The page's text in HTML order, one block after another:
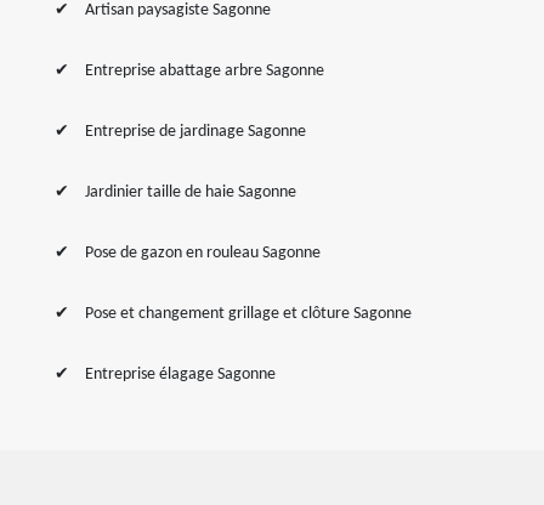
Artisan paysagiste Sagonne
Entreprise abattage arbre Sagonne
Entreprise de jardinage Sagonne
Jardinier taille de haie Sagonne
Pose de gazon en rouleau Sagonne
Pose et changement grillage et clôture Sagonne
Entreprise élagage Sagonne